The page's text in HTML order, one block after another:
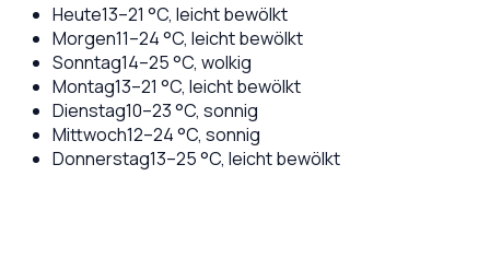
Heute13–21 °C, leicht bewölkt
Morgen11–24°C, leicht bewölkt
Sonntag14–25°C, wolkig
Montag13–21 °C, leicht bewölkt
Dienstag10–23°C, sonnig
Mittwoch12–24°C, sonnig
Donnerstag13–25°C, leicht bewölkt